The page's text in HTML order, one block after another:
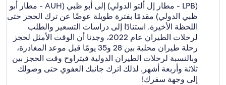
(LPB - مطار إل ألتو الدولي) إلى أبو ظبي (AUH - مطار أبو
ظبي الدولي) مقدمًا بفترة طويلة عوضًا عن ترك الحجز حتى
اللحظة الأخيرة. استنادًا إلى دراسات التسعير والطلب
لرحلات الطيران عام 2022، وجدنا أن الوقت الأمثل لحجز
رحلة طيران محلية بين 28 و35 يومًا قبل موعد المغادرة،
وبالنسبة لرحلات الطيران الدولية فيتراوح وقت الحجز بين
ثلاثة وأربعة أشهر. لذلك اترك جانبك العفوي حتى وصولك
إلى وجهة سفرك!